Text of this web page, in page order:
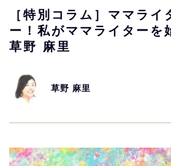
［特別コラム］ママライ
ー！私がママライターを
草野 麻里
草野 麻里